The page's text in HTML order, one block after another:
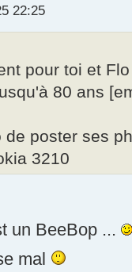
22:25
pour toi et
80 ans
poster ses
3210
un BeeBop ...
mal